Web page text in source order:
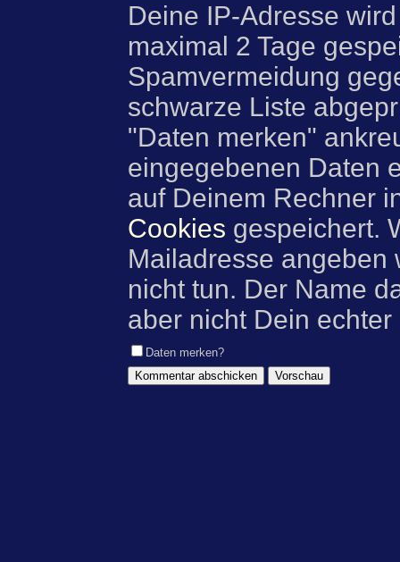
Deine IP-Adresse
maximal 2 Tage
Spamvermeidung
schwarze Liste
"Daten merken"
eingegebenen Daten
auf Deinem Rechner
Cookies gespeichert.
Mailadresse angeben
nicht tun. Der Name
aber nicht Dein
Daten merken?